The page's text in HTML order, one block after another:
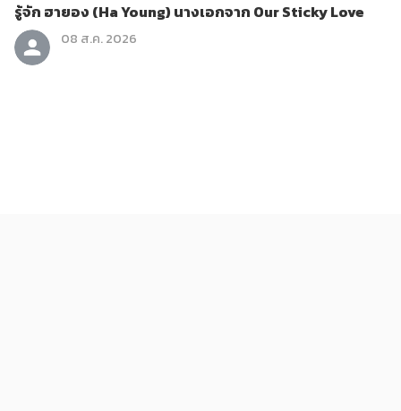
รู้จัก ฮายอง (Ha Young) นางเอกจาก Our Sticky Love
08 ส.ค. 2026